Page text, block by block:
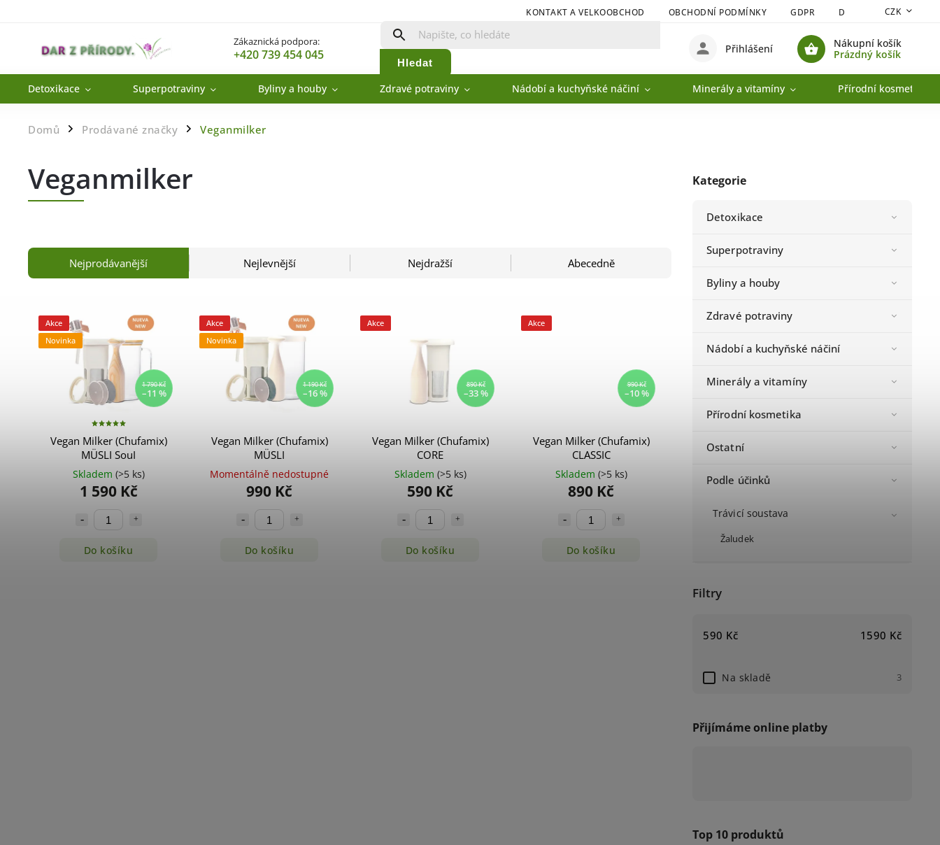
KONTAKT A VELKOOBCHOD OBCHODNÍ PODMÍNKY GDPR DOPRAVA A PLATBA
CZK
Zákaznická podpora:
+420 739 454 045
Hledat
Nákupní košík
Prázdný košík
Přihlášení
Detoxikace Superpotraviny Byliny a houby Zdravé potraviny Nádobí a kuchyňské náčiní Minerály a vitamíny Přírodní kosmetika
Domů / Prodávané značky / Veganmilker
Kategorie
Detoxikace
Superpotraviny
Byliny a houby
Zdravé potraviny
Nádobí a kuchyňské náčiní
Minerály a vitamíny
Přírodní kosmetika
Ostatní
Podle účinků
Trávicí soustava
Žaludek
Filtry
590 Kč 1590 Kč
Na skladě 3
Přijímáme online platby
Top 10 produktů
Veganmilker
Nejprodávanější Nejlevnější Nejdražší Abecedně
Akce
Novinka
1 790 Kč
–11 %
Vegan Milker (Chufamix)
MÜSLI SouI
Skladem (>5 ks)
1 590 Kč
Do košíku
Akce
Novinka
1 190 Kč
–16 %
Vegan Milker (Chufamix)
MÜSLI
Momentálně nedostupné
990 Kč
Do košíku
Akce
890 Kč
–33 %
Vegan Milker (Chufamix)
CORE
Skladem (>5 ks)
590 Kč
Do košíku
Akce
990 Kč
–10 %
Vegan Milker (Chufamix)
CLASSIC
Skladem (>5 ks)
890 Kč
Do košíku